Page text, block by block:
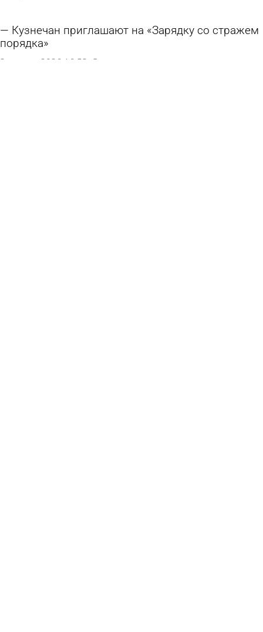
Кузнечан приглашают на «Зарядку со стражем
порядка»
3 августа 2026 16:53 Спорт